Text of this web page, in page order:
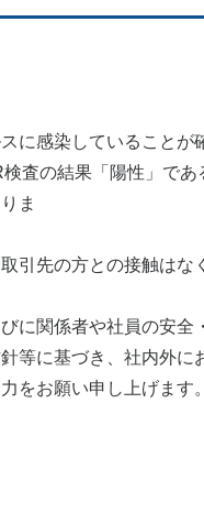
に感染していることが
査の結果「陽性」で
ま
引先の方との接触は
に関係者や社員の安全
等に基づき、社内外に
をお願い申し上げます。